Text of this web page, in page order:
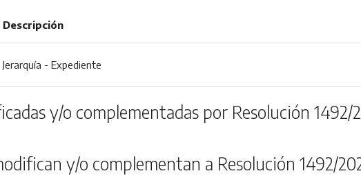
Descripción
Jerarquía - Expediente
y/o complementadas por Resolución 1492/
y/o complementan a Resolución 1492/